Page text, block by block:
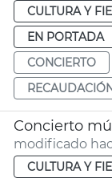
CULTURA Y
EN PORTADA
CONCIERTO
Concierto
modificado
CULTURA Y